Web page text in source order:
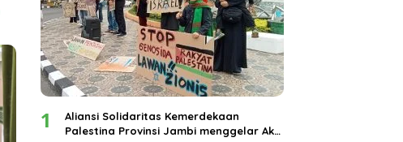
1
Aliansi Solidaritas Kemerdekaan
Palestina Provinsi Jambi menggelar Aksi